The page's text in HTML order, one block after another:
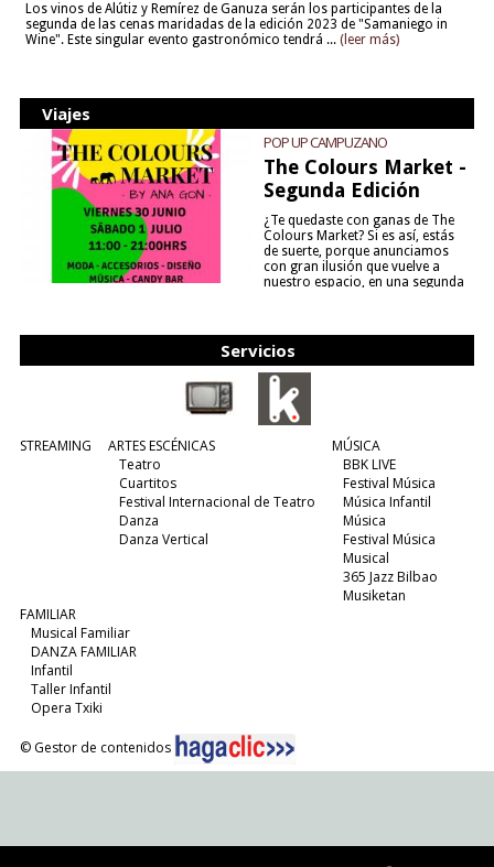
Los vinos de Alútiz y Remírez de Ganuza serán los participantes de la
segunda de las cenas maridadas de la edición 2023 de "Samaniego in
Wine". Este singular evento gastronómico tendrá ... (leer más)
Viajes
POP UP CAMPUZANO
The Colours Market -
Segunda Edición
¿Te quedaste con ganas de The
Colours Market? Si es así, estás
de suerte, porque anunciamos
con gran ilusión que vuelve a
nuestro espacio, en una segunda
Servicios
STREAMING
ARTES ESCÉNICAS
Teatro
Cuartitos
Festival Internacional de Teatro
Danza
Danza Vertical
MÚSICA
BBK LIVE
Festival Música
Música Infantil
Música
Festival Música
Musical
365 Jazz Bilbao
Musiketan
FAMILIAR
Musical Familiar
DANZA FAMILIAR
Infantil
Taller Infantil
Opera Txiki
© Gestor de contenidos